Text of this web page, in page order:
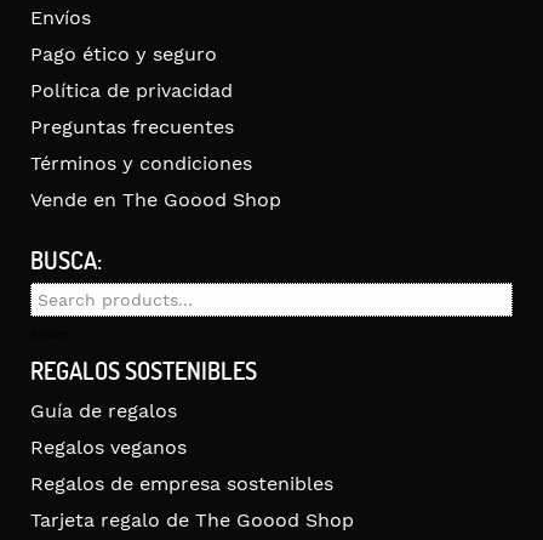
Envíos
Pago ético y seguro
Política de privacidad
Preguntas frecuentes
Términos y condiciones
Vende en The Goood Shop
BUSCA:
Search
REGALOS SOSTENIBLES
Guía de regalos
Regalos veganos
Regalos de empresa sostenibles
Tarjeta regalo de The Goood Shop